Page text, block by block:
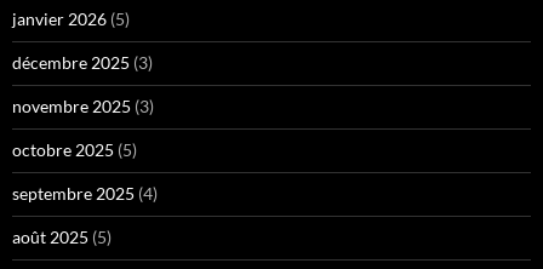
janvier 2026 (5)
décembre 2025 (3)
novembre 2025 (3)
octobre 2025 (5)
septembre 2025 (4)
août 2025 (5)